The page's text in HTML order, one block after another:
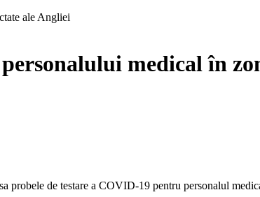
ale Angliei
medical în
probele de testare a COVID-19 pentru personalul